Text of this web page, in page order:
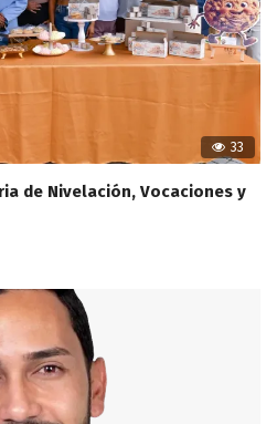
33
de Nivelación, Vocaciones y